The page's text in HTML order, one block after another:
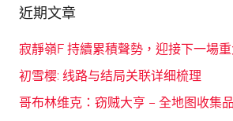
近期文章
寂靜嶺F 持續累積聲勢，迎接下一場
初雪樱: 线路与结局关联详细梳理
哥布林维克：窃贼大亨 – 全地图收集